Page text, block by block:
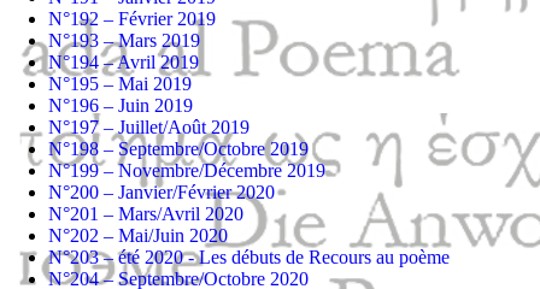
N°192 – Février 2019
N°193 – Mars 2019
N°194 – Avril 2019
N°195 – Mai 2019
N°196 – Juin 2019
N°197 – Juillet/Août 2019
N°198 – Septembre/Octobre 2019
N°199 – Novembre/Décembre 2019
N°200 – Janvier/Février 2020
N°201 – Mars/Avril 2020
N°202 – Mai/Juin 2020
N°203 – été 2020 - Les débuts de Recours au poème
N°204 – Septembre/Octobre 2020